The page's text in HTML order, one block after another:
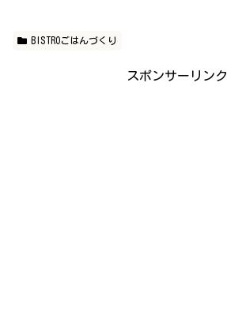
BISTROごはんづくり
スポンサーリンク